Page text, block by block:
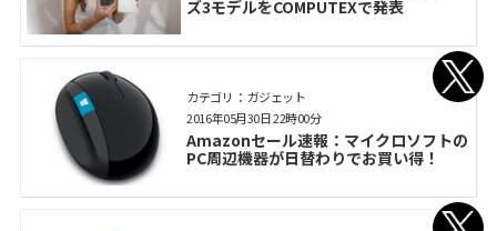
ズ3モデルをCOMPUTEXで発表
カテゴリ： ガジェット
Amazonセール速報：マイクロソフトの
PC周辺機器が日替わりでお買い得！
2016年05月30日 22時00分